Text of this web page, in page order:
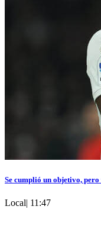
Se cumplió un objetivo,
Local| 11:47